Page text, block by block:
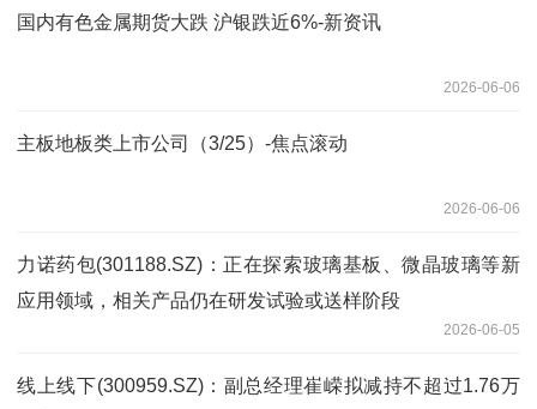
国内有色金属期货大跌 沪银跌近6%-新资讯
2026-06-06
主板地板类上市公司（3/25）-焦点滚动
2026-06-06
力诺药包(301188.SZ)：正在探索玻璃基板、微晶玻璃等新
应用领域，相关产品仍在研发试验或送样阶段
2026-06-05
线上线下(300959.SZ)：副总经理崔嵘拟减持不超过1.76万